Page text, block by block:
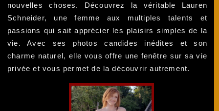
nouvelles choses. Découvrez la véritable Lauren
Schneider, une femme aux multiples talents et
passions qui sait apprécier les plaisirs simples de la
vie. Avec ses photos candides inédites et son
charme naturel, elle vous offre une fenêtre sur sa vie
privée et vous permet de la découvrir autrement.